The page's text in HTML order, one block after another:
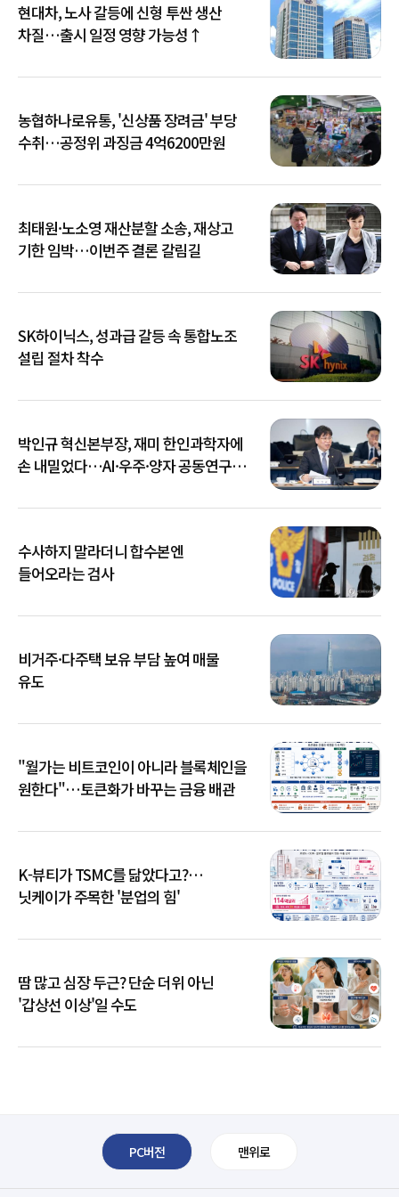
현대차, 노사 갈등에 신형 투싼 생산
차질…출시 일정 영향 가능성↑
농협하나로유통, '신상품 장려금' 부당
수취…공정위 과징금 4억6200만원
최태원·노소영 재산분할 소송, 재상고
기한 임박…이번주 결론 갈림길
SK하이닉스, 성과급 갈등 속 통합노조
설립 절차 착수
박인규 혁신본부장, 재미 한인과학자에
손 내밀었다…AI·우주·양자 공동연구
수사하지 말라더니 합수본엔
들어오라는 검사
비거주·다주택 보유 부담 높여 매물
유도
"월가는 비트코인이 아니라 블록체인을
원한다"…토큰화가 바꾸는 금융 배관
K-뷰티가 TSMC를 닮았다고?…
닛케이가 주목한 '분업의 힘'
땀 많고 심장 두근? 단순 더위 아닌
'갑상선 이상'일 수도
PC버전 맨위로